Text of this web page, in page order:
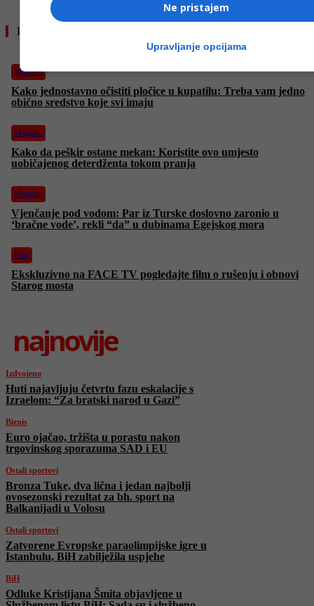
Pročitajte još
Magazin
Kako jednostavno očistiti pločice u kupatilu: Treba vam jedno
obično sredstvo koje svi imaju
Magazin
Kako da peškir ostane mekan: Koristite ovo umjesto
uobičajenog deterdženta tokom pranja
Magazin
Vjenčanje pod vodom: Par iz Turske doslovno zaronio u
‘bračne vode’, rekli “da” u dubinama Egejskog mora
Film
Ekskluzivno na FACE TV pogledajte film o rušenju i obnovi
Starog mosta
najnovije
Izdvojeno
Huti najavljuju četvrtu fazu eskalacije s
Izraelom: “Za bratski narod u Gazi”
Biznis
Euro ojačao, tržišta u porastu nakon
trgovinskog sporazuma SAD i EU
Ostali sportovi
Bronza Tuke, dva lična i jedan najbolji
ovosezonski rezultat za bh. sport na
Balkanijadi u Volosu
Ostali sportovi
Zatvorene Evropske paraolimpijske igre u
Istanbulu, BiH zabilježila uspjehe
BiH
Odluke Kristijana Šmita objavljene u
Ne pristajem
Upravljanje opcijama